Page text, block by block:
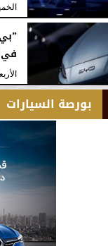
الخميس، 30
في
الأربعاء، 29
بورصة السيارات